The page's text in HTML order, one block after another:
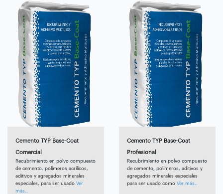
Cemento TYP Base-Coat
Comercial
Recubrimiento en polvo compuesto
de cemento, polímeros acrílicos,
aditivos y agregados minerales
especiales, para ser usado Ver
más..
Cemento TYP Base-Coat
Profesional
Recubrimiento en polvo compuesto
de cemento, polímeros, aditivos y
agregados minerales especiales
para ser usado como Ver más..